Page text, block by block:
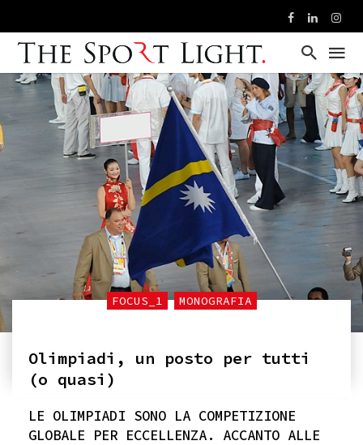
FOCUS_1 MONOGRAFIA
Olimpiadi, un posto per tutti
(o quasi)
LE OLIMPIADI SONO LA COMPETIZIONE
GLOBALE PER ECCELLENZA. ACCANTO ALLE